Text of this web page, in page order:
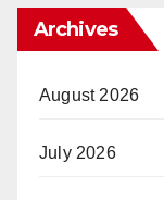
Archives
August 2026
July 2026